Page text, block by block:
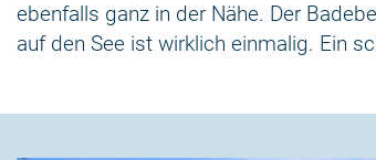
ebenfalls ganz in der Nähe. Der
auf den See ist wirklich einmalig. Ein